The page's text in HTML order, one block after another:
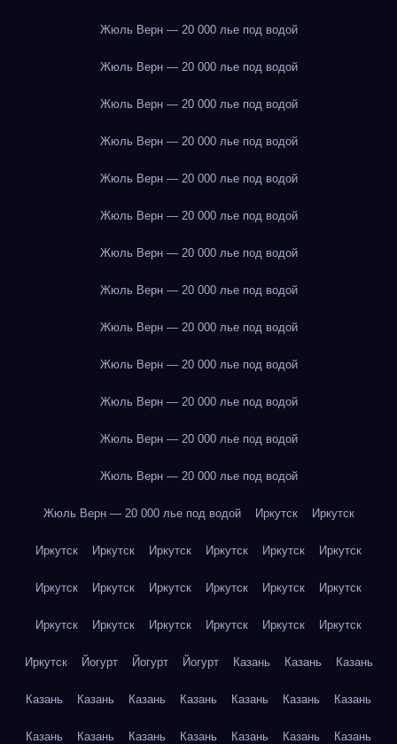
Жюль Верн — 20 000 лье под водой
Жюль Верн — 20 000 лье под водой
Жюль Верн — 20 000 лье под водой
Жюль Верн — 20 000 лье под водой
Жюль Верн — 20 000 лье под водой
Жюль Верн — 20 000 лье под водой
Жюль Верн — 20 000 лье под водой
Жюль Верн — 20 000 лье под водой
Жюль Верн — 20 000 лье под водой
Жюль Верн — 20 000 лье под водой
Жюль Верн — 20 000 лье под водой
Жюль Верн — 20 000 лье под водой
Жюль Верн — 20 000 лье под водой
Жюль Верн — 20 000 лье под водой Иркутск Иркутск
Иркутск Иркутск Иркутск Иркутск Иркутск Иркутск
Иркутск Иркутск Иркутск Иркутск Иркутск Иркутск
Иркутск Иркутск Иркутск Иркутск Иркутск Иркутск
Иркутск Йогурт Йогурт Йогурт Казань Казань Казань
Казань Казань Казань Казань Казань Казань Казань
Казань Казань Казань Казань Казань Казань Казань